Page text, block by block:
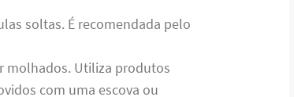
soltas. É recomendada pelo
molhados. Utiliza produtos
com uma escova ou